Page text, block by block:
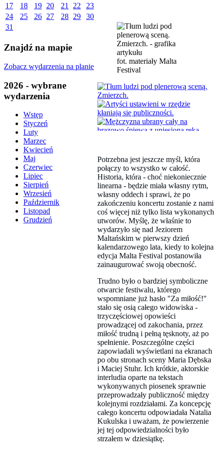
17
18 19 20 21 22
23
24
25 26 27 28 29
30
31
Znajdź na mapie
Zobacz wydarzenia na planie
2026 - wybrane
wydarzenia
Wstęp
Styczeń
Luty
Marzec
Kwiecień
Maj
Czerwiec
Lipiec
Sierpień
Wrzesień
Październik
Listopad
Grudzień
fot. materiały Malta
Festival
Potrzebna jest jeszcze myśl, która
połączy to wszystko w całość.
Historia, która - choć niekoniecznie
linearna - będzie miała własny rytm,
własny oddech i sprawi, że po
zakończeniu koncertu zostanie z nami
coś więcej niż tylko lista wykonanych
utworów. Myślę, że właśnie to
wydarzyło się nad Jeziorem
Maltańskim w pierwszy dzień
kalendarzowego lata, kiedy to kolejna
edycja Malta Festival postanowiła
zainaugurować swoją obecność.
Trudno było o bardziej symboliczne
otwarcie festiwalu, którego
wspomniane już hasło "Za miłość!"
stało się osią całego widowiska -
trzyczęściowej opowieści
prowadzącej od zakochania, przez
miłość trudną i pełną tęsknoty, aż po
spełnienie. Poszczególne części
zapowiadali wyświetlani na ekranach
po obu stronach sceny Maria Dębska
i Maciej Stuhr. Ich krótkie, aktorskie
interludia oparte na tekstach
wykonywanych piosenek sprawnie
przeprowadzały publiczność między
kolejnymi rozdziałami. Za koncepcję
całego koncertu odpowiadała Natalia
Kukulska i uważam, że powierzenie
jej tej odpowiedzialności było
strzałem w dziesiątkę.